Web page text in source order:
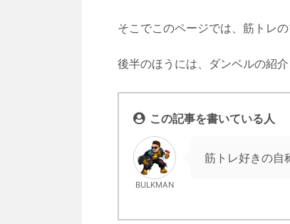
そこでこのページでは、筋トレ
後半のほうには、ダンベルの紹
この記事を書いている人
BULKMAN
筋トレ好きの自